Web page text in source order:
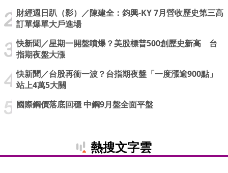
財經週日趴（影）／陳建全：鈞興-KY 7月營收歷史第三高
訂單爆單大戶進場
快新聞／星期一開盤噴爆？美股標普500創歷史新高 台
指期夜盤大漲
快新聞／台股再衝一波？台指期夜盤「一度漲逾900點」
站上4萬5大關
國際鋼價落底回穩 中鋼9月盤全面平盤
熱搜文字雲